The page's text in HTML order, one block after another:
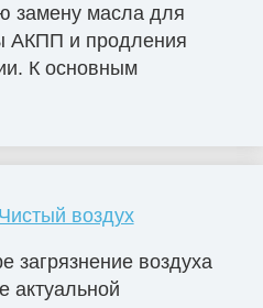
замену масла для
АКПП и продления
К основным
воздух
загрязнение воздуха
актуальной